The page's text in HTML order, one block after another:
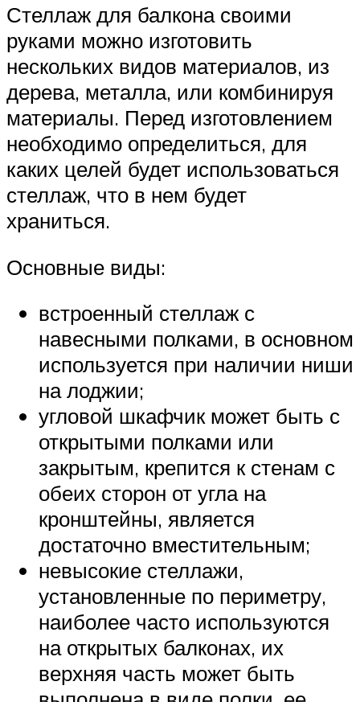
Стеллаж для балкона своими
руками можно изготовить
нескольких видов материалов, из
дерева, металла, или комбинируя
материалы. Перед изготовлением
необходимо определиться, для
каких целей будет использоваться
стеллаж, что в нем будет
храниться.
Основные виды:
встроенный стеллаж с
навесными полками, в основном
используется при наличии ниши
на лоджии;
угловой шкафчик может быть с
открытыми полками или
закрытым, крепится к стенам с
обеих сторон от угла на
кронштейны, является
достаточно вместительным;
невысокие стеллажи,
установленные по периметру,
наиболее часто используются
на открытых балконах, их
верхняя часть может быть